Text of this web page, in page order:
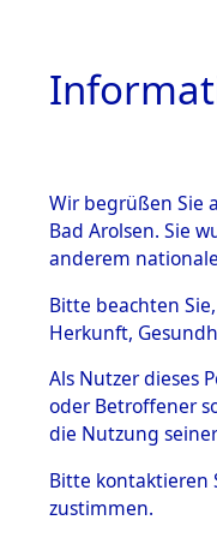
BESTÄNDE
mente
5. Verschiedenes
5.3.1 Alliierte
Wir begrüßen Sie
Bad Arolsen. Sie
anderem
Bitte beachten
Herkunft,
Als Nutzer dieses
oder Betroffener
die Nutzung
Bitte kontaktieren
zustimmen.